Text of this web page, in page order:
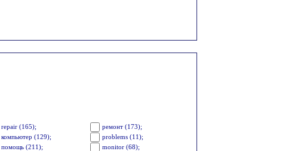
repair (165);
ремонт (173);
компьютер (129);
problems (11);
помощь (211);
monitor (68);